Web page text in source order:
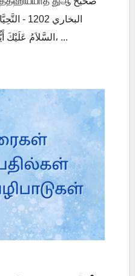
البخاري
السَّلاَمُ عَلَيْكَ أَيُّهَا النَّبِيُّ وَرَحْمَةُ اللَّهِ وَبَرَكَاتُهُ، ...